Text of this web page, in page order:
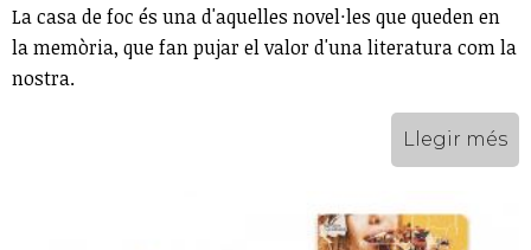
La casa de foc és una d'aquelles novel·les que queden en
la memòria, que fan pujar el valor d'una literatura com la
nostra.
Llegir més